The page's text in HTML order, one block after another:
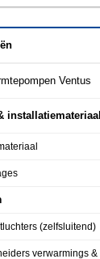
Ventus
installatiemateriaal
(zelfsluitend)
verwarmings &